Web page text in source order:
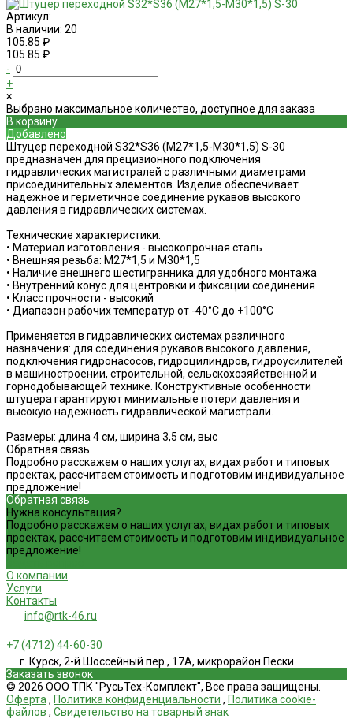
Артикул:
В наличии: 20
105.85 ₽
105.85 ₽
-
+
×
Выбрано максимальное количество, доступное для заказа
В корзину
Добавлено
Штуцер переходной S32*S36 (М27*1,5-М30*1,5) S-30
предназначен для прецизионного подключения
гидравлических магистралей с различными диаметрами
присоединительных элементов. Изделие обеспечивает
надежное и герметичное соединение рукавов высокого
давления в гидравлических системах.
Технические характеристики:
• Материал изготовления - высокопрочная сталь
• Внешняя резьба: М27*1,5 и М30*1,5
• Наличие внешнего шестигранника для удобного монтажа
• Внутренний конус для центровки и фиксации соединения
• Класс прочности - высокий
• Диапазон рабочих температур от -40°C до +100°C
Применяется в гидравлических системах различного
назначения: для соединения рукавов высокого давления,
подключения гидронасосов, гидроцилиндров, гидроусилителей
в машиностроении, строительной, сельскохозяйственной и
горнодобывающей технике. Конструктивные особенности
штуцера гарантируют минимальные потери давления и
высокую надежность гидравлической магистрали.
Размеры: длина 4 см, ширина 3,5 см, выс
Обратная связь
Подробно расскажем о наших услугах, видах работ и типовых
проектах, рассчитаем стоимость и подготовим индивидуальное
предложение!
Обратная связь
Нужна консультация?
Подробно расскажем о наших услугах, видах работ и типовых
проектах, рассчитаем стоимость и подготовим индивидуальное
предложение!
О компании
Услуги
Контакты
info@rtk-46.ru
+7 (4712) 44-60-30
г. Курск, 2-й Шоссейный пер., 17А, микрорайон Пески
Заказать звонок
© 2026 ООО ТПК "РусьТех-Комплект", Все права защищены.
Оферта , Политика конфиденциальности , Политика cookie-
файлов , Свидетельство на товарный знак